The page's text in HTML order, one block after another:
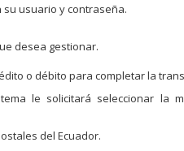
su usuario y contraseña.
desea gestionar.
o débito para completar la
le solicitará seleccionar la
del Ecuador.